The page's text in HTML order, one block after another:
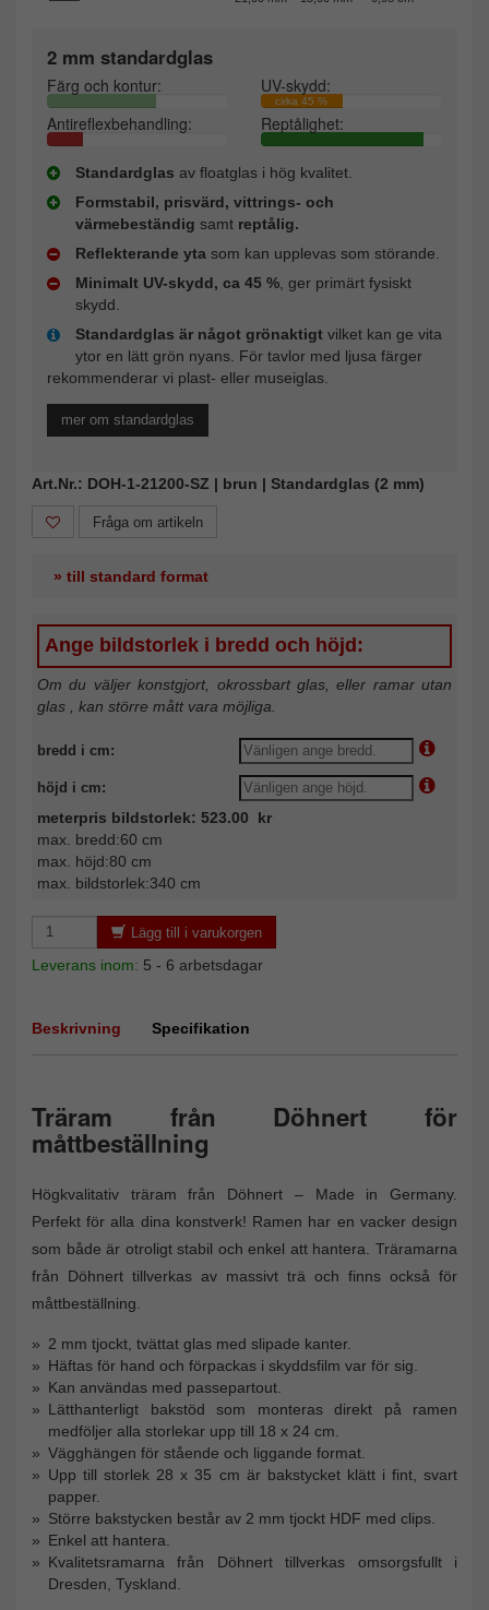
2 mm standardglas
Färg och kontur: UV-skydd:
cirka 45 %
Antireflexbehandling: Reptålighet:
Standardglas av floatglas i hög kvalitet.
Formstabil, prisvärd, vittrings- och
värmebeständig samt reptålig.
Reflekterande yta som kan upplevas som störande.
Minimalt UV-skydd, ca 45 % , ger primärt fysiskt
skydd.
Standardglas är något grönaktigt vilket kan ge vita
ytor en lätt grön nyans. För tavlor med ljusa färger
rekommenderar vi plast- eller museiglas.
mer om standardglas
Art.Nr.: DOH-1-21200-SZ | brun | Standardglas (2 mm)
Fråga om artikeln
» till standard format
Ange bildstorlek i bredd och höjd:
Om du väljer konstgjort, okrossbart glas, eller ramar utan
glas , kan större mått vara möjliga.
bredd i cm:
höjd i cm:
meterpris bildstorlek: 523.00 kr
max. bredd:60 cm
max. höjd:80 cm
max. bildstorlek:340 cm
Lägg till i varukorgen
Leverans inom: 5 - 6 arbetsdagar
Beskrivning Specifikation
Träram från Döhnert för
måttbeställning
Högkvalitativ träram från Döhnert – Made in Germany.
Perfekt för alla dina konstverk! Ramen har en vacker design
som både är otroligt stabil och enkel att hantera. Träramarna
från Döhnert tillverkas av massivt trä och finns också för
måttbeställning.
2 mm tjockt, tvättat glas med slipade kanter.
Häftas för hand och förpackas i skyddsfilm var för sig.
Kan användas med passepartout.
Lätthanterligt bakstöd som monteras direkt på ramen
medföljer alla storlekar upp till 18 x 24 cm.
Vägghängen för stående och liggande format.
Upp till storlek 28 x 35 cm är bakstycket klätt i fint, svart
papper.
Större bakstycken består av 2 mm tjockt HDF med clips.
Enkel att hantera.
Kvalitetsramarna från Döhnert tillverkas omsorgsfullt i
Dresden, Tyskland.